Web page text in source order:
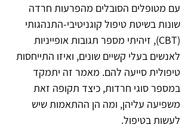
עם מטופלים הסובלים מהפרעות חרדה
שונות בשיטת טיפול קוגניטיבי-התנהגותי
(CBT), זיהיתי מספר תגובות אופייניות
לאנשים בעלי קשיים שונים, ואיזו התייחסות
טיפולית סייעה להם. מאמר זה יתמקד
במספר סוגי חרדות, כיצד תקופה זאת
משפיעה עליהן, ומה הן ההתאמות שיש
לעשות בטיפול.